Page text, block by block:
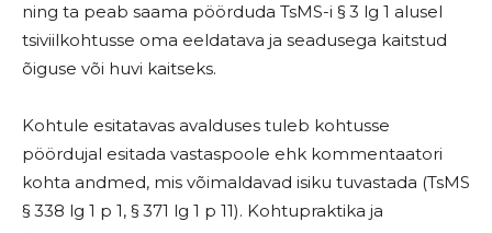
ning ta peab saama pöörduda TsMS-i § 3 lg 1 alusel
tsiviilkohtusse oma eeldatava ja seadusega kaitstud
õiguse või huvi kaitseks.
Kohtule esitatavas avalduses tuleb kohtusse
pöördujal esitada vastaspoole ehk kommentaatori
kohta andmed, mis võimaldavad isiku tuvastada (TsMS
§ 338 lg 1 p 1, § 371 lg 1 p 11). Kohtupraktika ja